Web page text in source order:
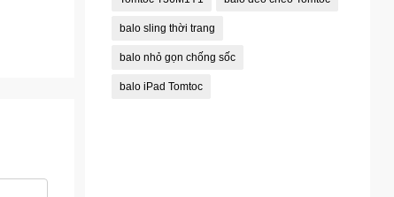
balo sling thời trang
balo nhỏ gọn chống sốc
balo iPad Tomtoc